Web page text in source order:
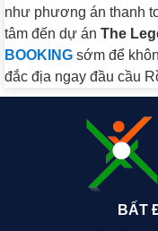
như phương án thanh
tâm đến dự án The
BOOKING sớm để
đắc địa ngay đầu cầu
BẤT